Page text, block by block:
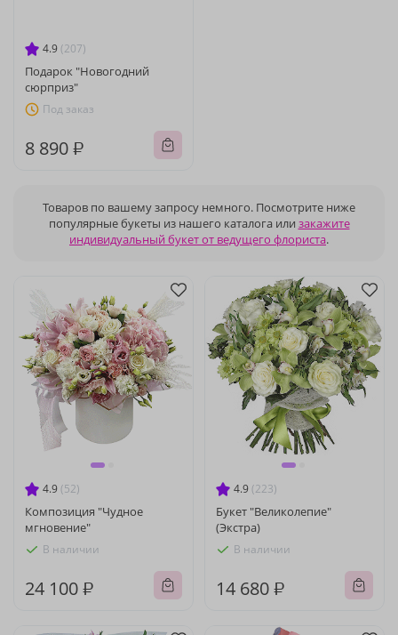
4.9 (207)
Подарок "Новогодний
сюрприз"
Под заказ
8 890 ₽
Товаров по вашему запросу немного. Посмотрите ниже
популярные букеты из нашего каталога или закажите
индивидуальный букет от ведущего флориста.
4.9 (52)
Композиция "Чудное
мгновение"
В наличии
24 100 ₽
4.9 (223)
Букет "Великолепие"
(Экстра)
В наличии
14 680 ₽